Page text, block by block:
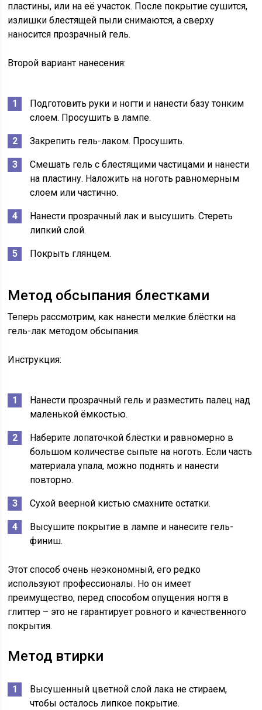
пластины, или на её участок. После покрытие сушится,
излишки блестящей пыли снимаются, а сверху
наносится прозрачный гель.
Второй вариант нанесения:
Подготовить руки и ногти и нанести базу тонким
слоем. Просушить в лампе.
Закрепить гель-лаком. Просушить.
Смешать гель с блестящими частицами и нанести
на пластину. Наложить на ноготь равномерным
слоем или частично.
Нанести прозрачный лак и высушить. Стереть
липкий слой.
Покрыть глянцем.
Метод обсыпания блестками
Теперь рассмотрим, как нанести мелкие блёстки на
гель-лак методом обсыпания.
Инструкция:
Нанести прозрачный гель и разместить палец над
маленькой ёмкостью.
Наберите лопаточкой блёстки и равномерно в
большом количестве сыпьте на ноготь. Если часть
материала упала, можно поднять и нанести
повторно.
Сухой веерной кистью смахните остатки.
Высушите покрытие в лампе и нанесите гель-
финиш.
Этот способ очень неэкономный, его редко
используют профессионалы. Но он имеет
преимущество, перед способом опущения ногтя в
глиттер – это не гарантирует ровного и качественного
покрытия.
Метод втирки
Высушенный цветной слой лака не стираем,
чтобы осталось липкое покрытие.